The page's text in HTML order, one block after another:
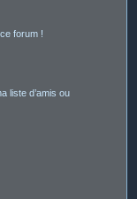
forum !
liste d’amis ou